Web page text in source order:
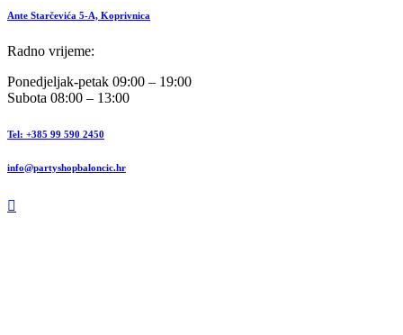
Ante Starčevića 5-A, Koprivnica
Radno vrijeme:
Ponedjeljak-petak 09:00 – 19:00
Subota 08:00 – 13:00
Tel: +385 99 590 2450
info@partyshopbaloncic.hr